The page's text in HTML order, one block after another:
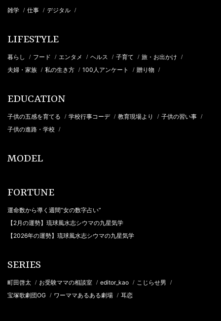
雑学 / 仕事 / デジタル /
LIFESTYLE
暮らし / フード / エンタメ / ヘルス / 子育て / 旅・お出かけ /
夫婦・家族 / 私の生き方 / 100人アンケート / 贈り物 /
EDUCATION
子供の五感を育てる / 学校行事コーデ / 教育現場より / 子供の習い事 /
子供の進路・学校 /
MODEL
FORTUNE
運命数から導く週間“女の数字占い”
【2月の運勢】琉球風水志シウマの九星気学
【2026年の運勢】琉球風水志シウマの九星気学
SERIES
町田啓太 / お受験ママの相談室 / editor_kao / こじらせ男 /
宝塚歌劇団OG / ワーママあるある劇場 / 耳恋